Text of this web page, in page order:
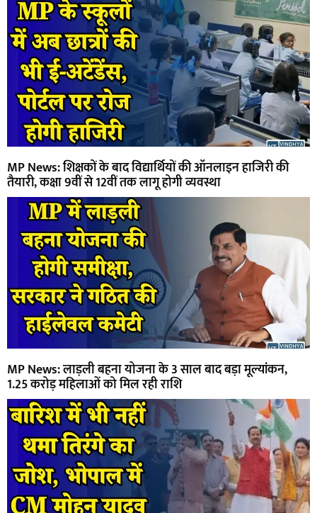
MP News: शिक्षकों के बाद विद्यार्थियों की ऑनलाइन हाजिरी की
तैयारी, कक्षा 9वीं से 12वीं तक लागू होगी व्यवस्था
MP News: लाड़ली बहना योजना के 3 साल बाद बड़ा मूल्यांकन,
1.25 करोड़ महिलाओं को मिल रही राशि